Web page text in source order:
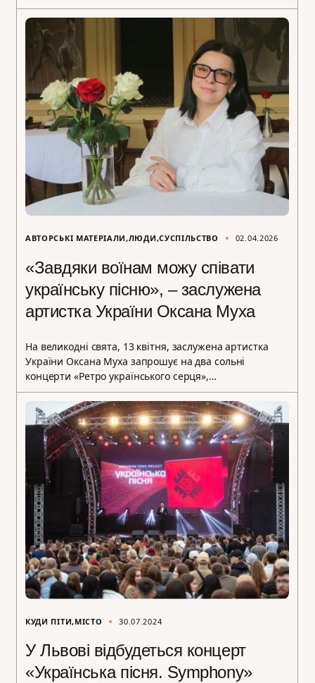
АВТОРСЬКІ МАТЕРІАЛИ ЛЮДИ СУСПІЛЬСТВО 02.04.2026
«Завдяки воїнам можу співати
українську пісню», – заслужена
артистка України Оксана Муха
На великодні свята, 13 квітня, заслужена артистка
України Оксана Муха запрошує на два сольні
концерти «Ретро українського серця»,…
КУДИ ПІТИ МІСТО 30.07.2024
У Львові відбудеться концерт
«Українська пісня. Symphony»